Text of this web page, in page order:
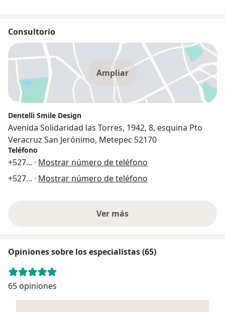
Consultorio
Ampliar
Dentelli Smile Design
Avenida Solidaridad las Torres, 1942, 8, esquina Pto
Veracruz San Jerónimo, Metepec 52170
Teléfono
+527... · Mostrar número de teléfono
+527... · Mostrar número de teléfono
Ver más
Opiniones sobre los especialistas (65)
65 opiniones